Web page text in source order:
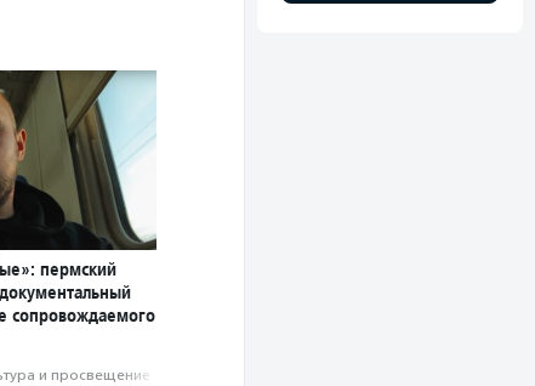
пермский
сопровождаемого
и просвещение